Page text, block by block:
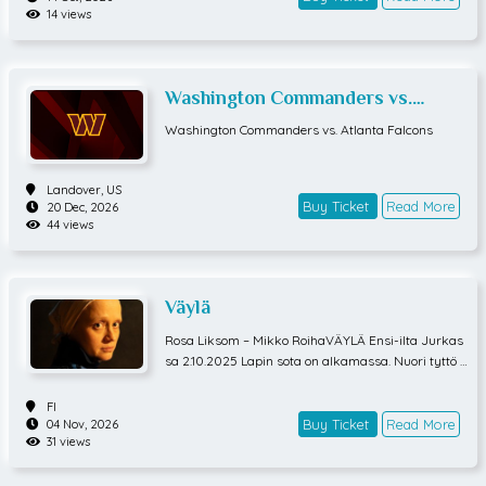
14 views
Washington Commanders vs.
Atlanta Falcons
Washington Commanders vs. Atlanta Falcons
Landover, US
20 Dec, 2026
44 views
Buy Ticket Read More
Väylä
Rosa Liksom – Mikko RoihaVÄYLÄ Ensi-ilta Jurkas
sa 2.10.2025 Lapin sota on alkamassa. Nuori tyttö k
ee luonnonluomat tasavertaiseksi – niin kansat, ih
FI
04 Nov, 2026
31 views
Buy Ticket Read More